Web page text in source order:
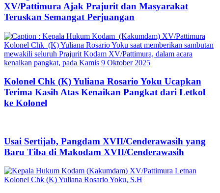
XV/Pattimura Ajak Prajurit dan Masyarakat
Teruskan Semangat Perjuangan
Kolonel Chk (K) Yuliana Rosario Yoku Ucapkan
Terima Kasih Atas Kenaikan Pangkat dari Letkol
ke Kolonel
Usai Sertijab, Pangdam XVII/Cenderawasih yang
Baru Tiba di Makodam XVII/Cenderawasih